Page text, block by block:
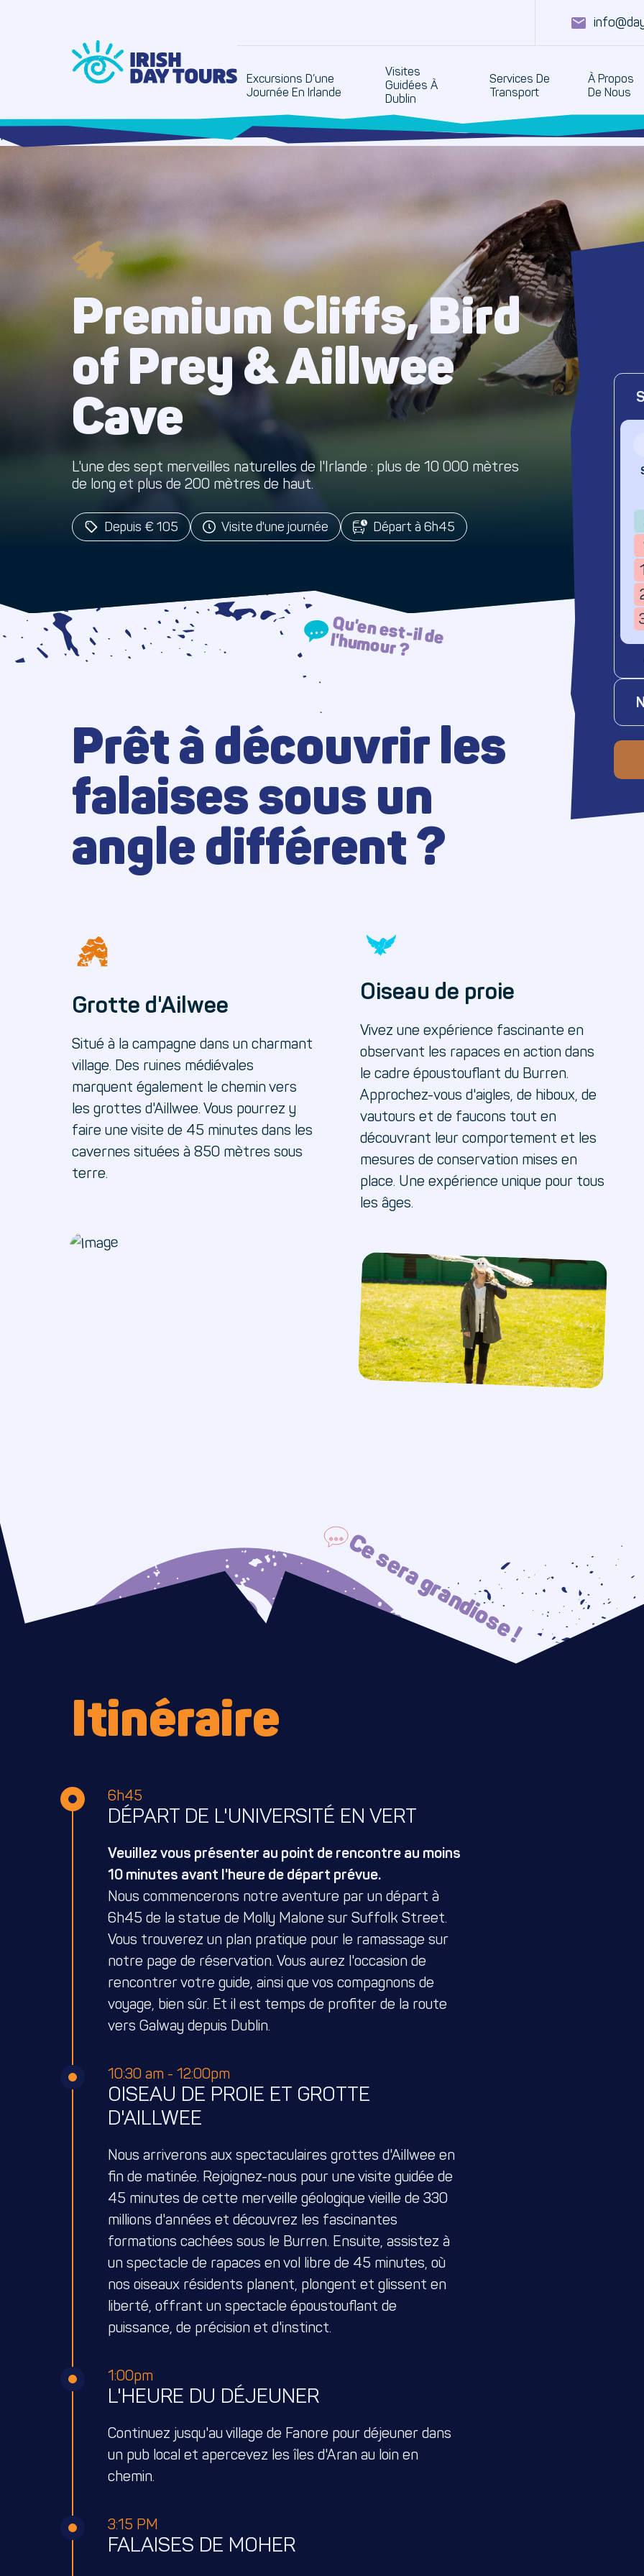
Excursions D’une
Journée En Irlande
Visites
Guidées À
Dublin
Services De
Transport
À Propos
De Nous
hello
Premium Cliffs, Bird
of Prey & Aillwee
Cave
L'une des sept merveilles naturelles de l'Irlande : plus de 10 000 mètres
de long et plus de 200 mètres de haut.
Depuis € 105 Visite d'une journée Départ à 6h45
Q
u'en est-il de l'hum
our ?
Prêt à découvrir les
falaises sous un
angle différent ?
Grotte d'Ailwee
Situé à la campagne dans un charmant
village. Des ruines médiévales
marquent également le chemin vers
les grottes d'Aillwee. Vous pourrez y
faire une visite de 45 minutes dans les
cavernes situées à 850 mètres sous
terre.
Oiseau de proie
Vivez une expérience fascinante en
observant les rapaces en action dans
le cadre époustouflant du Burren.
Approchez-vous d'aigles, de hiboux, de
vautours et de faucons tout en
découvrant leur comportement et les
mesures de conservation mises en
place. Une expérience unique pour tous
les âges.
Itinéraire
6h45
DÉPART DE L'UNIVERSITÉ EN VERT
Veuillez vous présenter au point de rencontre au moins
10 minutes avant l'heure de départ prévue.
Nous commencerons notre aventure par un départ à
6h45 de la statue de Molly Malone sur Suffolk Street.
Vous trouverez un plan pratique pour le ramassage sur
notre page de réservation. Vous aurez l'occasion de
rencontrer votre guide, ainsi que vos compagnons de
voyage, bien sûr. Et il est temps de profiter de la route
vers Galway depuis Dublin.
10:30 am - 12:00pm
OISEAU DE PROIE ET GROTTE
D'AILLWEE
Nous arriverons aux spectaculaires grottes d'Aillwee en
fin de matinée. Rejoignez-nous pour une visite guidée de
45 minutes de cette merveille géologique vieille de 330
millions d'années et découvrez les fascinantes
formations cachées sous le Burren. Ensuite, assistez à
un spectacle de rapaces en vol libre de 45 minutes, où
nos oiseaux résidents planent, plongent et glissent en
liberté, offrant un spectacle époustouflant de
puissance, de précision et d'instinct.
1:00pm
L'HEURE DU DÉJEUNER
Continuez jusqu'au village de Fanore pour déjeuner dans
un pub local et apercevez les îles d'Aran au loin en
chemin.
3:15 PM
FALAISES DE MOHER
Ce sera grandiose !